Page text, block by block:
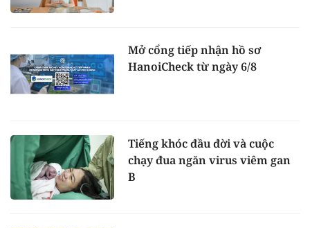
Mở cổng tiếp nhận hồ sơ
HanoiCheck từ ngày 6/8
Tiếng khóc đầu đời và cuộc
chạy đua ngăn virus viêm gan
B